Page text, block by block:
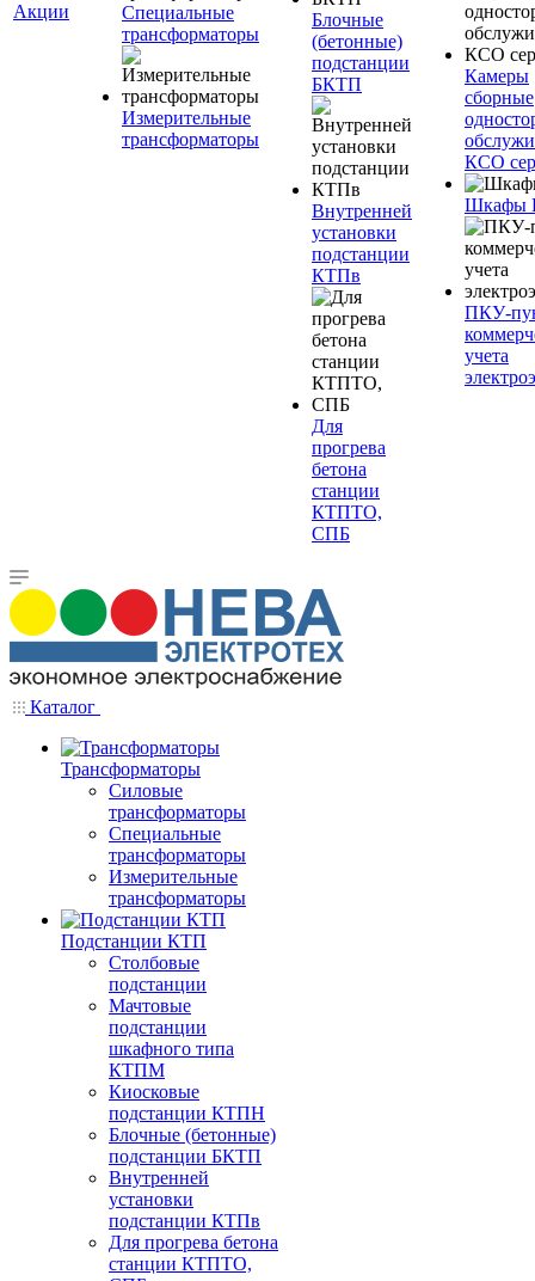
Акции
Специальные
трансформаторы
Измерительные
трансформаторы
Блочные
(бетонные)
подстанции
БКТП
Внутренней
установки
подстанции
КТПв
Для
прогрева
бетона
станции
КТПТО,
СПБ
Камеры
сборные
КСО
Шкафы
ПКУ-
учета
Каталог
Трансформаторы
Силовые
трансформаторы
Специальные
трансформаторы
Измерительные
трансформаторы
Подстанции КТП
Столбовые
подстанции
Мачтовые
подстанции
шкафного типа
КТПМ
Киосковые
подстанции КТПН
Блочные (бетонные)
подстанции БКТП
Внутренней
установки
подстанции КТПв
Для прогрева бетона
станции КТПТО,